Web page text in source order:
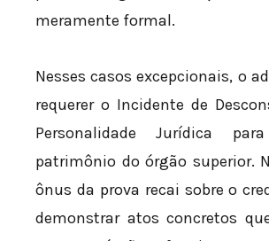
meramente formal.
Nesses casos excepcionais, o
requerer o Incidente de
Personalidade Jurídica
patrimônio do órgão superior.
ônus da prova recai sobre o
demonstrar atos concretos